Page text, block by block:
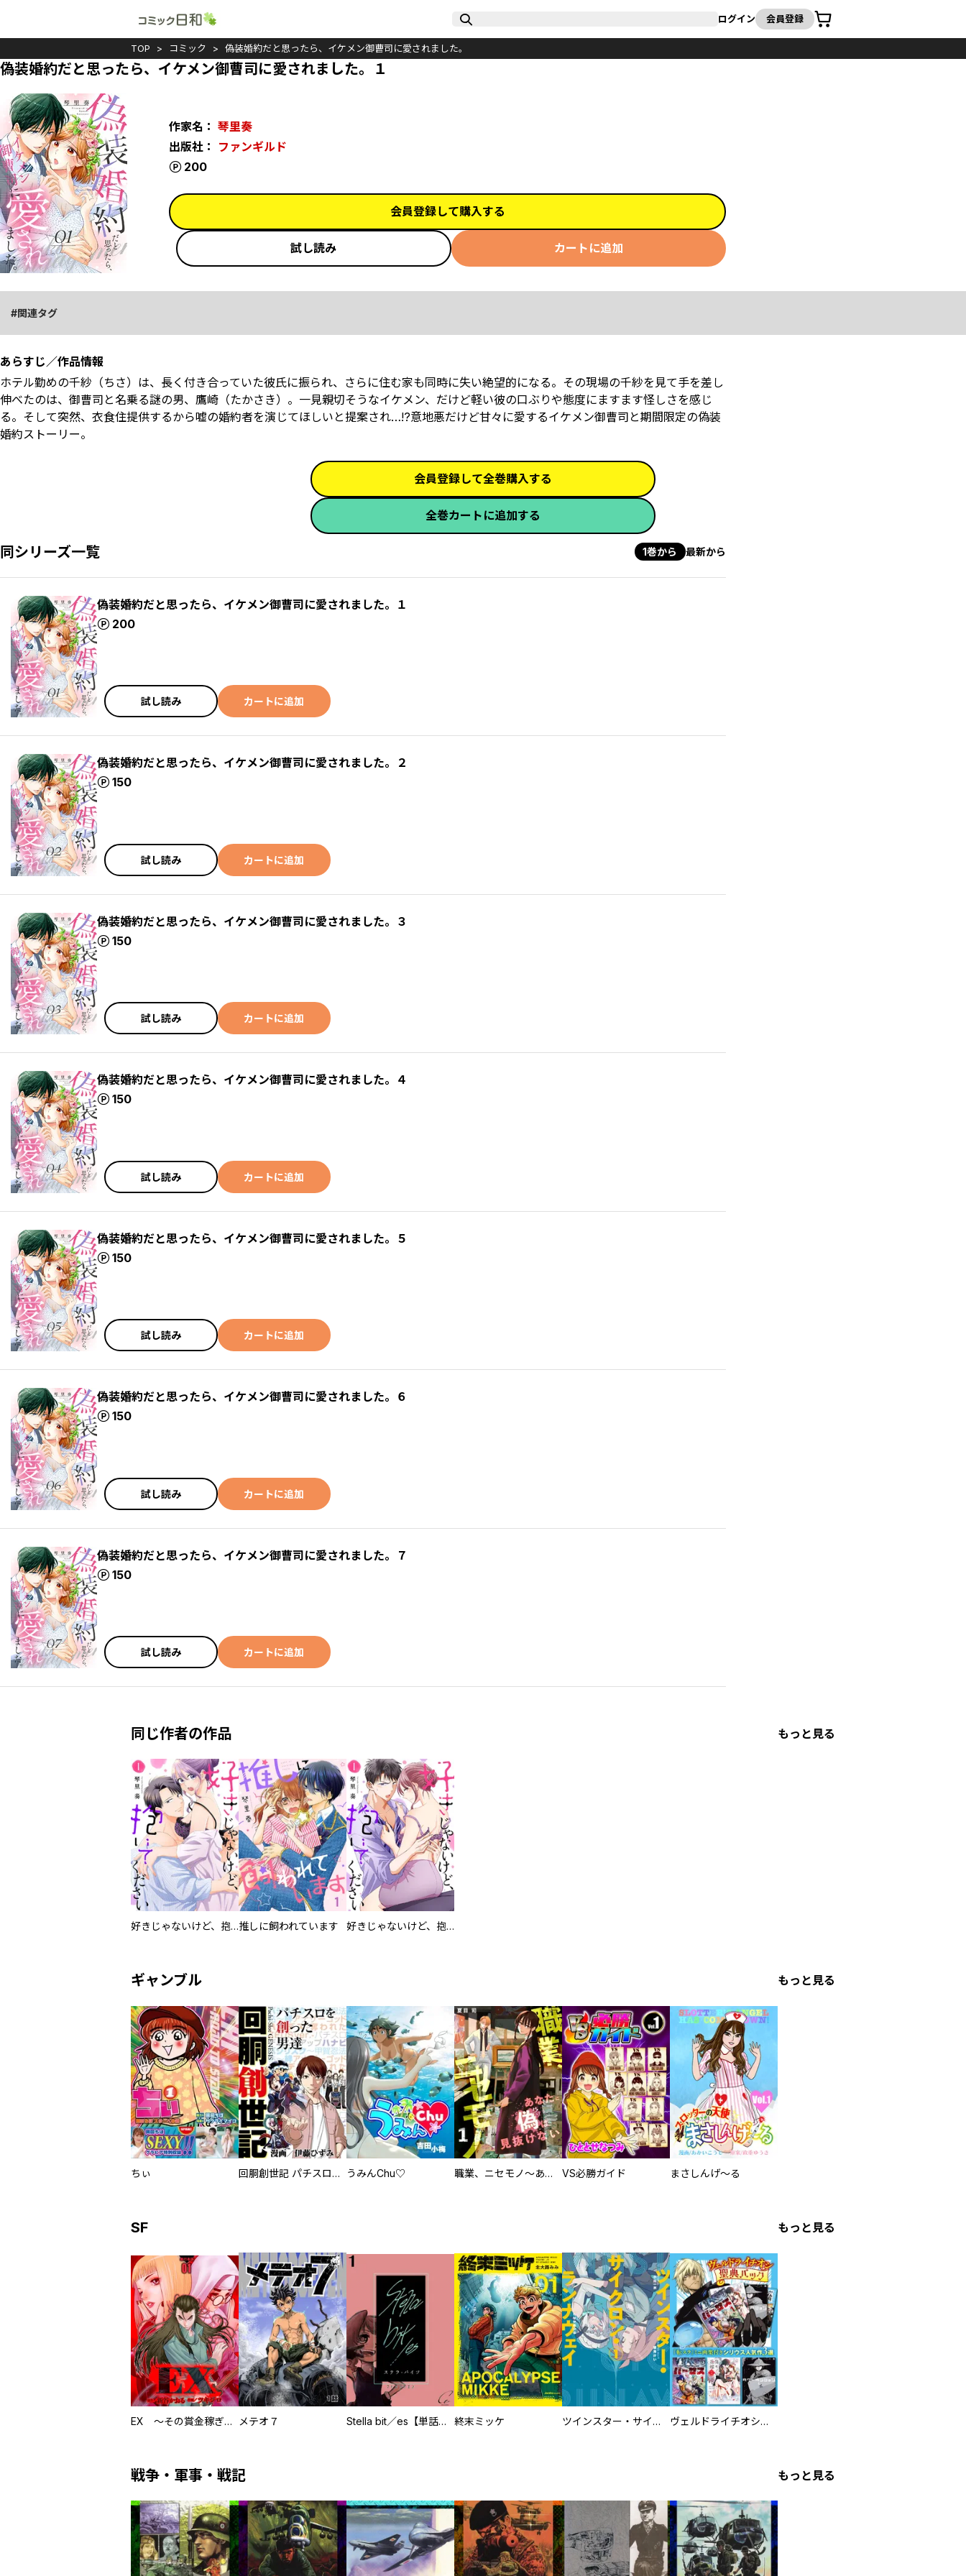
ログイン 会員登録
カート
TOP コミック 偽装婚約だと思ったら、イケメン御曹司に愛されました。
偽装婚約だと思ったら、イケメン御曹司に愛されました。１
作家名： 琴里奏
出版社： ファンギルド
200
ポイント
会員登録して購入する
試し読み カートに追加
関連タグ
あらすじ／作品情報
ホテル勤めの千紗（ちさ）は、長く付き合っていた彼氏に振られ、さらに住む家も同時に失い絶望的になる。その現場の千紗を見て手を差し
伸べたのは、御曹司と名乗る謎の男、鷹崎（たかさき）。一見親切そうなイケメン、だけど軽い彼の口ぶりや態度にますます怪しさを感じ
る。そして突然、衣食住提供するから嘘の婚約者を演じてほしいと提案され…!?意地悪だけど甘々に愛するイケメン御曹司と期間限定の偽装
婚約ストーリー。
会員登録して全巻購入する
全巻カートに追加する
同シリーズ一覧 1巻から 最新から
偽装婚約だと思ったら、イケメン御曹司に愛されました。１
200
ポイント
試し読み カートに追加
偽装婚約だと思ったら、イケメン御曹司に愛されました。２
150
ポイント
試し読み カートに追加
偽装婚約だと思ったら、イケメン御曹司に愛されました。３
150
ポイント
試し読み カートに追加
偽装婚約だと思ったら、イケメン御曹司に愛されました。４
150
ポイント
試し読み カートに追加
偽装婚約だと思ったら、イケメン御曹司に愛されました。５
150
ポイント
試し読み カートに追加
偽装婚約だと思ったら、イケメン御曹司に愛されました。６
150
ポイント
試し読み カートに追加
偽装婚約だと思ったら、イケメン御曹司に愛されました。７
150
ポイント
試し読み カートに追加
同じ作者の作品 もっと見る
好きじゃないけど、抱いてください【電子単行本版／特典おまけ付き】推しに飼われています 好きじゃないけど、抱いてください
ギャンブル もっと見る
ちぃ 回胴創世記 パチスロを創った男達 うみんChu♡ 職業、ニセモノ～あなたに偽は見抜けない【電子単行本版】 VS必勝ガイド まさしんげ～る
SF もっと見る
EX ～その賞金稼ぎは、世界の出口を探す～【単行本版】 メテオ７ Stella bit／es【単話版】 終末ミッケ ツインスター・サイクロン・ランナウェイ ヴェルドライチオシ聖典パック 『転スラ』ミニ画集付き シリウス人気作３選
戦争・軍事・戦記 もっと見る